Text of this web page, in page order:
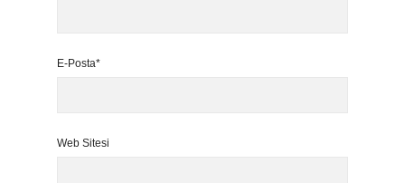
E-Posta*
Web Sitesi